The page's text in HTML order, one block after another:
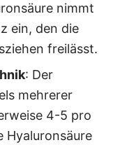
nimmt
ein, den die
freilässt.
: Der
mehrerer
4-5 pro
Hyaluronsäure